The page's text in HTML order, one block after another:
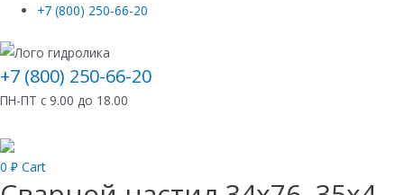
+7 (800) 250-66-20
+7 (800) 250-66-20
ПН-ПТ с 9.00 до 18.00
0 ₽ Cart